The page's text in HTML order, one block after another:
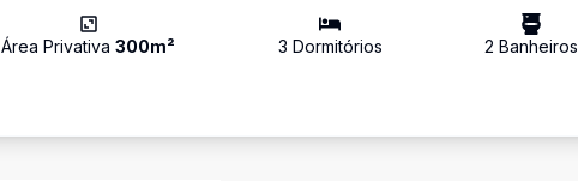
Área Privativa300m² 3 Dormitórios 2 Banheiros